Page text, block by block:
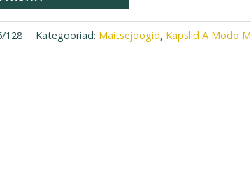
128 Kategooriad: Maitsejoogid, Kapslid A Modo